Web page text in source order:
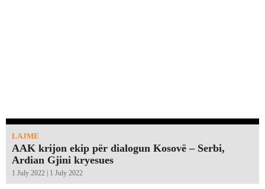
LAJME
AAK krijon ekip për dialogun Kosovë – Serbi,
Ardian Gjini kryesues
1 July 2022 | 1 July 2022